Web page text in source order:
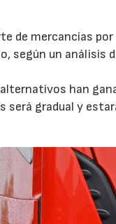
de mercancías por
según un análisis
han
gradual y